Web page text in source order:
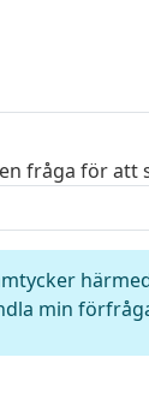
fråga för
min